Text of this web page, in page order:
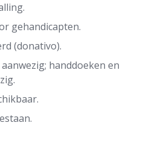
gehandicapten.
(donativo).
handdoeken en